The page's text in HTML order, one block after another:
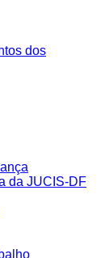
dos
da JUCIS-DF